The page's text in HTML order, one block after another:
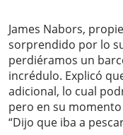
James Nabors,
sorprendido por lo
perdiéramos un
incrédulo. Explicó
adicional, lo cual
pero en su
“Dijo que iba a